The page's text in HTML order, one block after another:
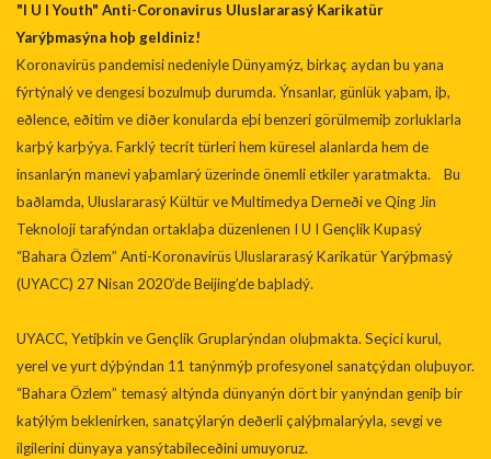
"I U I Youth" Anti-Coronavirus Uluslararasý Karikatür
Yarýþmasýna hoþ geldiniz!
Koronavirüs pandemisi nedeniyle Dünyamýz, birkaç aydan bu yana
fýrtýnalý ve dengesi bozulmuþ durumda. Ýnsanlar, günlük yaþam, iþ,
eðlence, eðitim ve diðer konularda eþi benzeri görülmemiþ zorluklarla
karþý karþýya. Farklý tecrit türleri hem küresel alanlarda hem de
insanlarýn manevi yaþamlarý üzerinde önemli etkiler yaratmakta. Bu
baðlamda, Uluslararasý Kültür ve Multimedya Derneði ve Qing Jin
Teknoloji tarafýndan ortaklaþa düzenlenen I U I Gençlik Kupasý
“Bahara Özlem” Anti-Koronavirüs Uluslararasý Karikatür Yarýþmasý
(UYACC) 27 Nisan 2020’de Beijing’de baþladý.
UYACC, Yetiþkin ve Gençlik Gruplarýndan oluþmakta. Seçici kurul,
yerel ve yurt dýþýndan 11 tanýnmýþ profesyonel sanatçýdan oluþuyor.
“Bahara Özlem” temasý altýnda dünyanýn dört bir yanýndan geniþ bir
katýlým beklenirken, sanatçýlarýn deðerli çalýþmalarýyla, sevgi ve
ilgilerini dünyaya yansýtabileceðini umuyoruz.